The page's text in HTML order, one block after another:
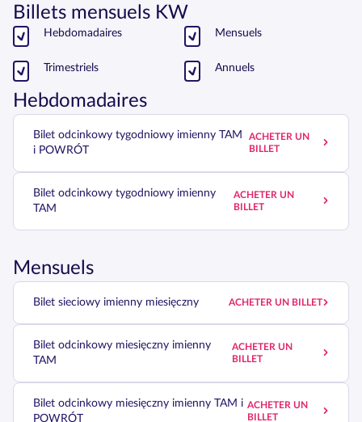
Billets mensuels KW
Hebdomadaires Mensuels
Trimestriels Annuels
Hebdomadaires
Bilet odcinkowy tygodniowy imienny TAM
i POWRÓT
ACHETER UN
BILLET
Bilet odcinkowy tygodniowy imienny
TAM
ACHETER UN
BILLET
Mensuels
Bilet sieciowy imienny miesięczny ACHETER UN BILLET
Bilet odcinkowy miesięczny imienny
TAM
ACHETER UN
BILLET
Bilet odcinkowy miesięczny imienny TAM i
POWRÓT
ACHETER UN
BILLET